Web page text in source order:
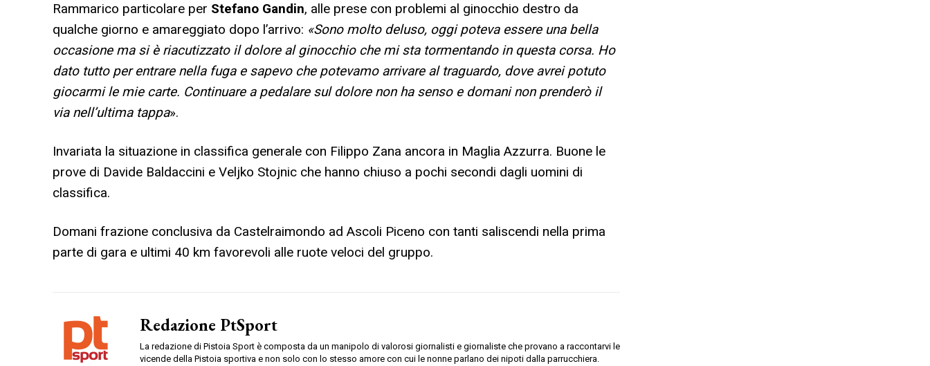
Rammarico particolare per Stefano Gandin, alle prese con problemi al ginocchio destro da
qualche giorno e amareggiato dopo l’arrivo: «Sono molto deluso, oggi poteva essere una bella
occasione ma si è riacutizzato il dolore al ginocchio che mi sta tormentando in questa corsa. Ho
dato tutto per entrare nella fuga e sapevo che potevamo arrivare al traguardo, dove avrei potuto
giocarmi le mie carte. Continuare a pedalare sul dolore non ha senso e domani non prenderò il
via nell’ultima tappa».
Invariata la situazione in classifica generale con Filippo Zana ancora in Maglia Azzurra. Buone le
prove di Davide Baldaccini e Veljko Stojnic che hanno chiuso a pochi secondi dagli uomini di
classifica.
Domani frazione conclusiva da Castelraimondo ad Ascoli Piceno con tanti saliscendi nella prima
parte di gara e ultimi 40 km favorevoli alle ruote veloci del gruppo.
Redazione PtSport
La redazione di Pistoia Sport è composta da un manipolo di valorosi giornalisti e giornaliste che provano a raccontarvi le
vicende della Pistoia sportiva e non solo con lo stesso amore con cui le nonne parlano dei nipoti dalla parrucchiera.